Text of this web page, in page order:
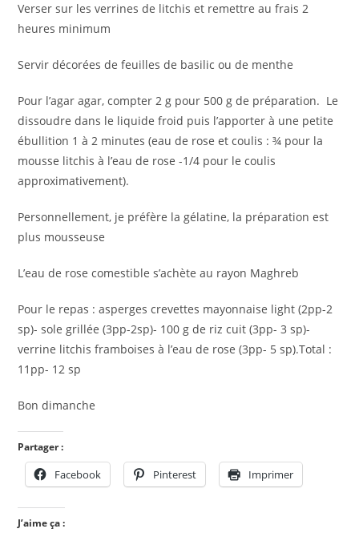
Verser sur les verrines de litchis et remettre au frais 2
heures minimum
Servir décorées de feuilles de basilic ou de menthe
Pour l’agar agar, compter 2 g pour 500 g de préparation. Le
dissoudre dans le liquide froid puis l’apporter à une petite
ébullition 1 à 2 minutes (eau de rose et coulis : ¾ pour la
mousse litchis à l’eau de rose -1/4 pour le coulis
approximativement).
Personnellement, je préfère la gélatine, la préparation est
plus mousseuse
L’eau de rose comestible s’achète au rayon Maghreb
Pour le repas : asperges crevettes mayonnaise light (2pp-2
sp)- sole grillée (3pp-2sp)- 100 g de riz cuit (3pp- 3 sp)-
verrine litchis framboises à l’eau de rose (3pp- 5 sp).Total :
11pp- 12 sp
Bon dimanche
Partager :
Facebook Pinterest Imprimer
J’aime ça :